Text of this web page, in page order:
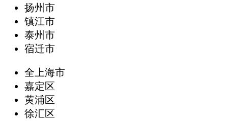
扬州市
镇江市
泰州市
宿迁市
全上海市
嘉定区
黄浦区
徐汇区